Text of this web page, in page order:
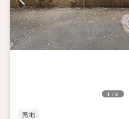
売地
1 / 6